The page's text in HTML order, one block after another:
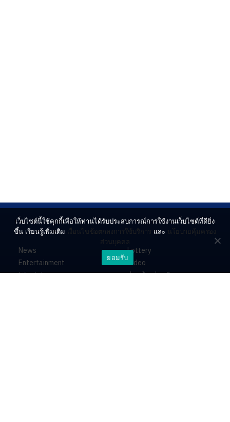
News
Entertainment
Lifestyle
Lottery
Video
ร่วมด้วยช่วยกัน
เว็บไซต์นี้ใช้คุกกี้เพื่อให้ท่านได้รับประสบการณ์การใช้งานเว็บไซต์ที่ดียิ่ง
ขึ้น เรียนรู้เพิ่มเติม เงื่อนไขข้อตกลงการใช้บริการ และ นโยบายคุ้มครอง
ส่วนบุคคล
ยอมรับ